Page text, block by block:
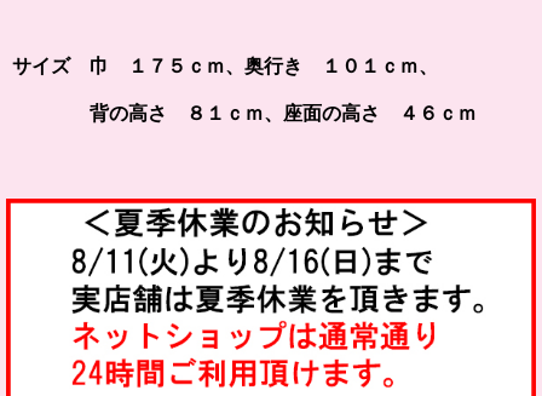
サイズ 巾 １７５ｃｍ、奥行き １０１ｃｍ、
背の高さ ８１ｃｍ、座面の高さ ４６ｃｍ